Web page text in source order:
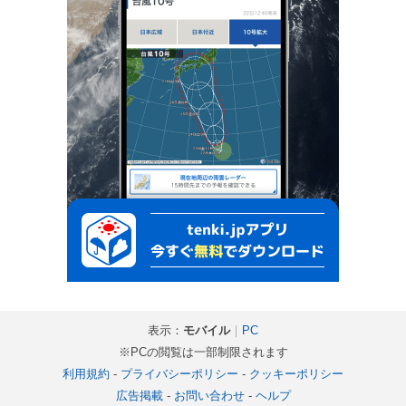
表示： モバイル｜ PC
※PCの閲覧は一部制限されます
利用規約 - プライバシーポリシー - クッキーポリシー
広告掲載- お問い合わせ- ヘルプ